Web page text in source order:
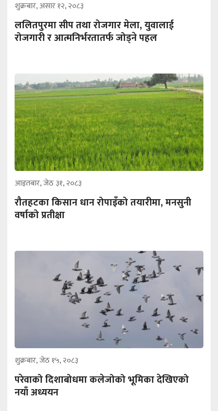
शुक्रबार, असार १२, २०८३
ललितपुरमा सीप तथा रोजगार मेला, युवालाई
रोजगारी र आत्मनिर्भरतातर्फ जोड्ने पहल
आइतबार, जेठ ३१, २०८३
रौतहटका किसान धान रोपाइँको तयारीमा, मनसुनी
वर्षाको प्रतीक्षा
शुक्रबार, जेठ १५, २०८३
परेवाको दिशाबोधमा कलेजोको भूमिका देखिएको
नयाँ अध्ययन